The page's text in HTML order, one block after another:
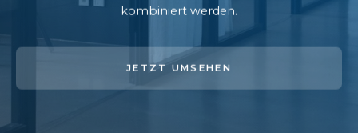
kombiniert werden.
JETZT UMSEHEN